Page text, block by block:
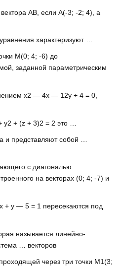
AB, если A(-3; -2; 4), а
характеризуют …
M(0; 4; -6) до
заданной параметрическим
x2 — 4x — 12y + 4 = 0,
+ (z + 3)2 = 2 это …
и представляют собой …
с диагональю
на векторах (0; 4; -7) и
y — 5 = 1 пересекаются под
называется линейно-
… векторов
через три точки M1(3;